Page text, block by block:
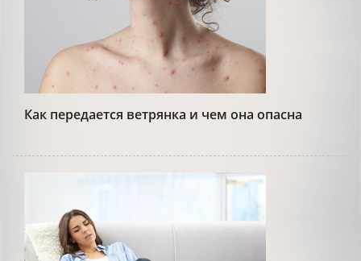
Как передается ветрянка и чем она опасна